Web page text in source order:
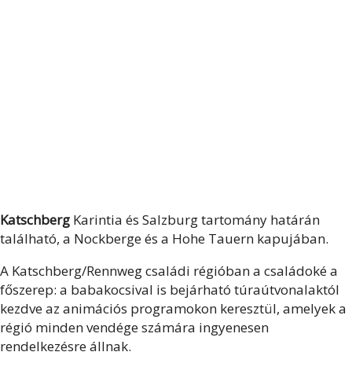
Katschberg Karintia és Salzburg tartomány határán
található, a Nockberge és a Hohe Tauern kapujában.
A Katschberg/Rennweg családi régióban a családoké a
főszerep: a babakocsival is bejárható túraútvonalaktól
kezdve az animációs programokon keresztül, amelyek a
régió minden vendége számára ingyenesen
rendelkezésre állnak.